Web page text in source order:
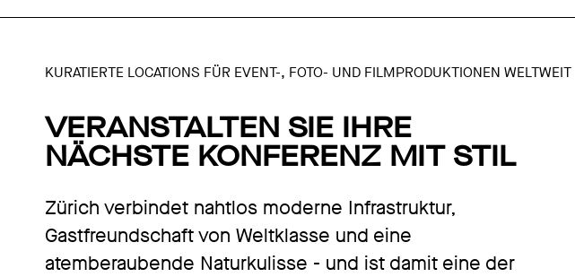
KURATIERTE LOCATIONS FÜR EVENT-, FOTO- UND FILMPRODUKTIONEN WELTWEIT
VERANSTALTEN SIE IHRE
NÄCHSTE KONFERENZ MIT STIL
Zürich verbindet nahtlos moderne Infrastruktur,
Gastfreundschaft von Weltklasse und eine
atemberaubende Naturkulisse - und ist damit eine der